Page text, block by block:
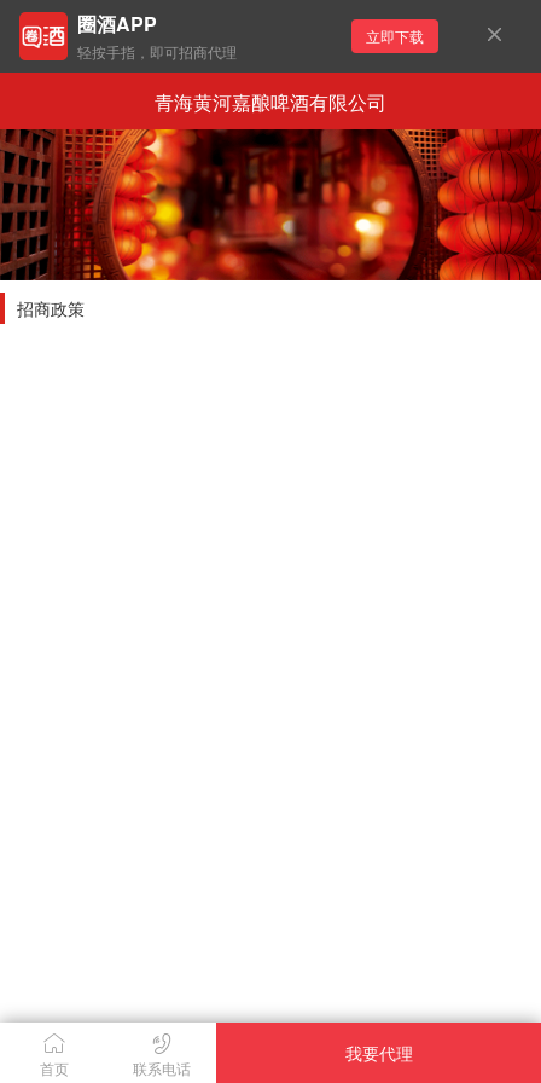
圈酒APP
轻按手指，即可招商代理
立即下载
青海黄河嘉酿啤酒有限公司
招商政策
首页 联系电话
我要代理